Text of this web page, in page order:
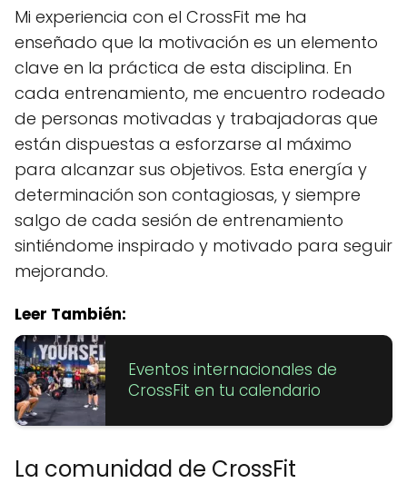
Mi experiencia con el CrossFit me ha
enseñado que la motivación es un elemento
clave en la práctica de esta disciplina. En
cada entrenamiento, me encuentro rodeado
de personas motivadas y trabajadoras que
están dispuestas a esforzarse al máximo
para alcanzar sus objetivos. Esta energía y
determinación son contagiosas, y siempre
salgo de cada sesión de entrenamiento
sintiéndome inspirado y motivado para seguir
mejorando.
Leer También:
Eventos internacionales de
CrossFit en tu calendario
La comunidad de CrossFit